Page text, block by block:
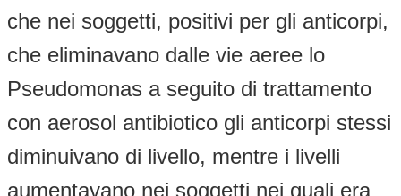
che nei soggetti, positivi per gli anticorpi,
che eliminavano dalle vie aeree lo
Pseudomonas a seguito di trattamento
con aerosol antibiotico gli anticorpi stessi
diminuivano di livello, mentre i livelli
aumentavano nei soggetti nei quali era